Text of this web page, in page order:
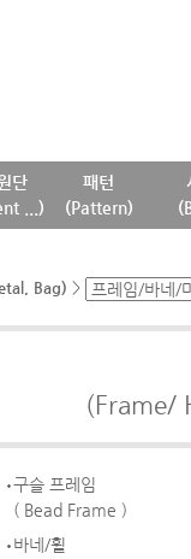
단
...)
패턴
(Pattern)
Bag) >
(Frame/
구슬 프레임
( Bead Frame )
바네/휠